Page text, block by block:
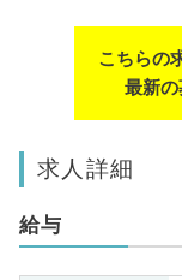
こちらの
最新の
求人詳細
給与